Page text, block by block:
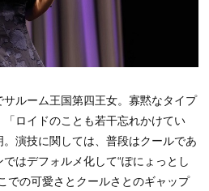
ルーム王国第四王女。寡黙なタイプ
ロイドのことも若干忘れかけてい
演技に関しては、普段はクールであ
はデフォルメ化して“ぽにょっとし
での可愛さとクールさとのギャップ